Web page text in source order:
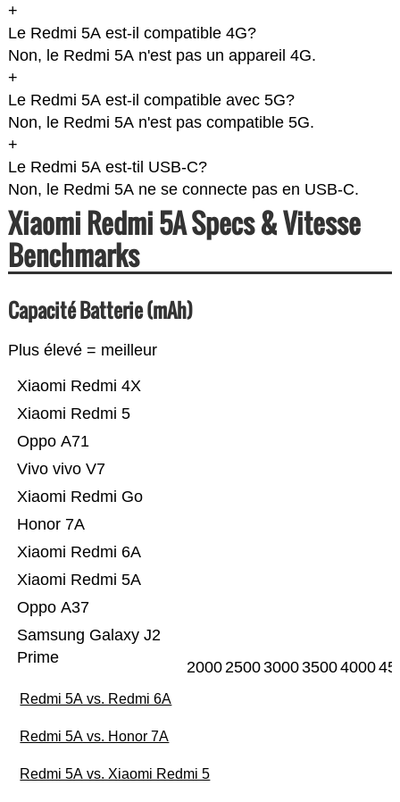
+
Le Redmi 5A est-il compatible 4G?
Non, le Redmi 5A n'est pas un appareil 4G.
+
Le Redmi 5A est-il compatible avec 5G?
Non, le Redmi 5A n'est pas compatible 5G.
+
Le Redmi 5A est-til USB-C?
Non, le Redmi 5A ne se connecte pas en USB-C.
Xiaomi Redmi 5A Specs & Vitesse
Benchmarks
Capacité Batterie (mAh)
Plus élevé = meilleur
Samsung Galaxy J2
Prime
Oppo A37
Xiaomi Redmi 5A
Xiaomi Redmi 6A
Honor 7A
Xiaomi Redmi Go
Vivo vivo V7
Oppo A71
Xiaomi Redmi 5
Xiaomi Redmi 4X
20002500300035004000
Redmi 5A vs. Redmi 6A
Redmi 5A vs. Honor 7A
Redmi 5A vs. Xiaomi Redmi 5